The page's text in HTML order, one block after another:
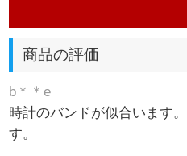
商品の評価
b＊＊e
時計のバンドが似合います
す。